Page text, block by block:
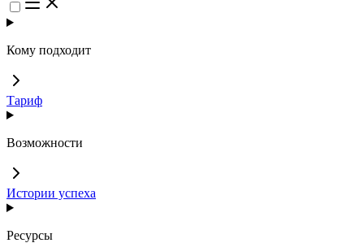
Кому подходит
Тариф
Возможности
Истории успеха
Ресурсы